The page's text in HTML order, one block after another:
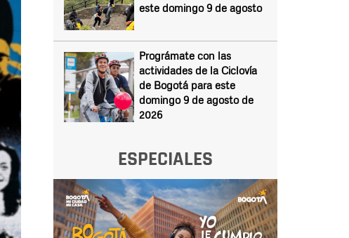
este domingo 9 de agosto
Prográmate con las
actividades de la Ciclovía
de Bogotá para este
domingo 9 de agosto de
2026
ESPECIALES